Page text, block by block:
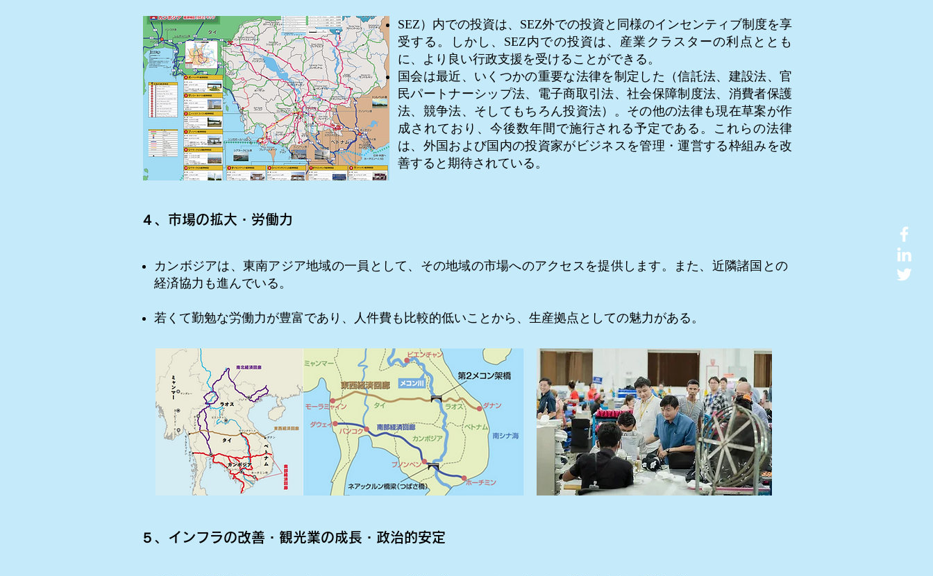
SEZ）内での投資は、SEZ外での投資と同様のインセンティブ制度を享
受する。しかし、SEZ内での投資は、産業クラスターの利点ととも
に、より良い行政支援を受けることができる。
国会は最近、いくつかの重要な法律を制定した（信託法、建設法、官
民パートナーシップ法、電子商取引法、社会保障制度法、消費者保護
法、競争法、そしてもちろん投資法）。その他の法律も現在草案が作
成されており、今後数年間で施行される予定である。これらの法律
は、外国および国内の投資家がビジネスを管理・運営する枠組みを改
善すると期待されている。
４、市場の拡大・労働力
カンボジアは、東南アジア地域の一員として、その地域の市場へのアクセスを提供します。また、近隣諸国との
経済協力も進んでいる。
若くて勤勉な労働力が豊富であり、人件費も比較的低いことから、生産拠点としての魅力がある。
５、インフラの改善・観光業の成長・政治的安定